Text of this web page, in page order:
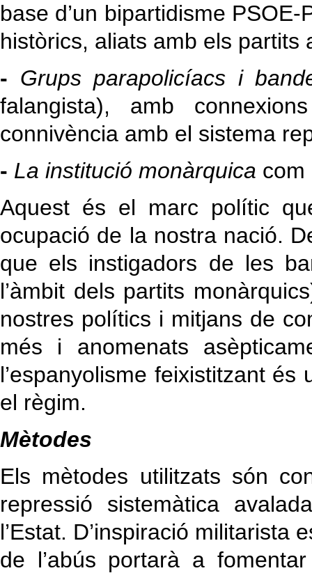
base d’un bipartidisme
històrics, aliats amb els partits
- Grups parapolicíacs i
falangista), amb
connivència amb el sistema
- La institució monàrquica com
Aquest és el marc polític
ocupació de la nostra nació.
que els instigadors de les
l’àmbit dels partits
nostres polítics i mitjans de
més i anomenats
l’espanyolisme feixistitzant
el règim.
Mètodes
Els mètodes utilitzats són
repressió sistemàtica
l’Estat. D’inspiració militarista
de l’abús portarà a